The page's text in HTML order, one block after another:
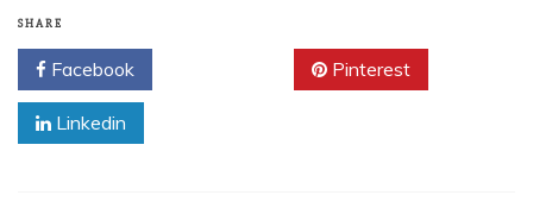
SHARE
Facebook Pinterest
Linkedin